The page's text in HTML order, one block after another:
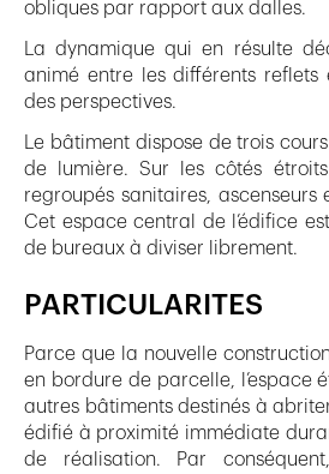
obliques par rapport aux dalles.
La dynamique qui en résulte
animé entre les différents
des perspectives.
Le bâtiment dispose de trois
de lumière. Sur les côtés
regroupés sanitaires, ascenseurs
Cet espace central de l’édifice
de bureaux à diviser librement.
PARTICULARITES
Parce que la nouvelle
en bordure de parcelle, l’espace
autres bâtiments destinés à
édifié à proximité immédiate
de réalisation. Par